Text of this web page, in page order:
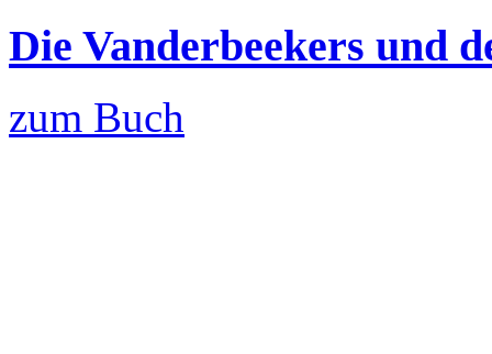
Die Vanderbeekers und
zum Buch